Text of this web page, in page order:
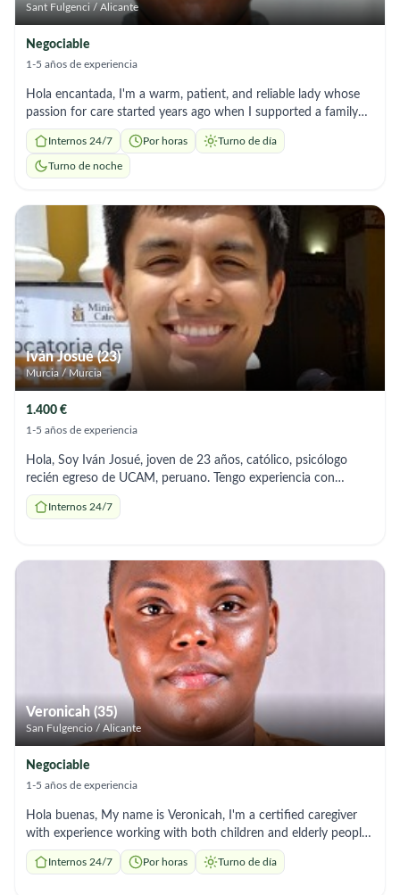
Sant Fulgenci / Alicante
Negociable
1-5 años de experiencia
Hola encantada, I'm a warm, patient, and reliable lady whose
passion for care started years ago when I supported a family
friend Living with dementia and arthritis. That experience
opened my heart to this work and pushed me to grow my skills
through hands on training and real caregiving practice. I've
respect for their dignity. One of the moments that shaped me
most was helping an older gentleman who was shy about
receiving care, through calm reassurance and kindness, I
earned his trust and made him feel safe. I'm the kind of
caregiver who stays a little longer if someone needs me, who
listens, who notices the small things, and who treats every
person like family. My goal is simple: to bring comfort,
confidence, and companionship to anyone in my care.
Internos 24/7 Por horas Turno de día
Turno de noche
Iván Josué (23)
Murcia / Murcia
1.400 €
1-5 años de experiencia
Hola, Soy Iván Josué, joven de 23 años, católico, psicólogo
recién egreso de UCAM, peruano. Tengo experiencia con
adultos mayores porque viví con mis abuelos. También tengo
una hermanita con parálisis cerebral. Estoy interesado en
ayuda. Si bien puedo trabajar como interno, necesitaría
disponer de un turno para ir a la universidad. Si están
interesados, pueden comunicarse conmigo al correo.
Internos 24/7
Veronicah (35)
San Fulgencio / Alicante
Negociable
1-5 años de experiencia
Hola buenas, My name is Veronicah, I'm a certified caregiver
with experience working with both children and elderly people.
I'm reliable, hardworking and respectful of people and their
opinions. I'm here to make your life more manageable by
Internos 24/7 Por horas Turno de día